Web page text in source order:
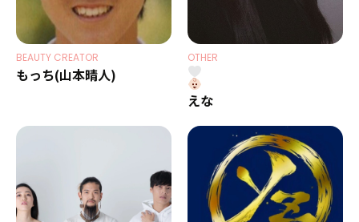
INFORMATION 2026.02.05
新たな才能を発掘し、次世代のスタークリエイター
を育成するプロジェクト「Star Creation Next」
もっち(山本晴人)
BEAUTY CREATOR
えな
OTHER